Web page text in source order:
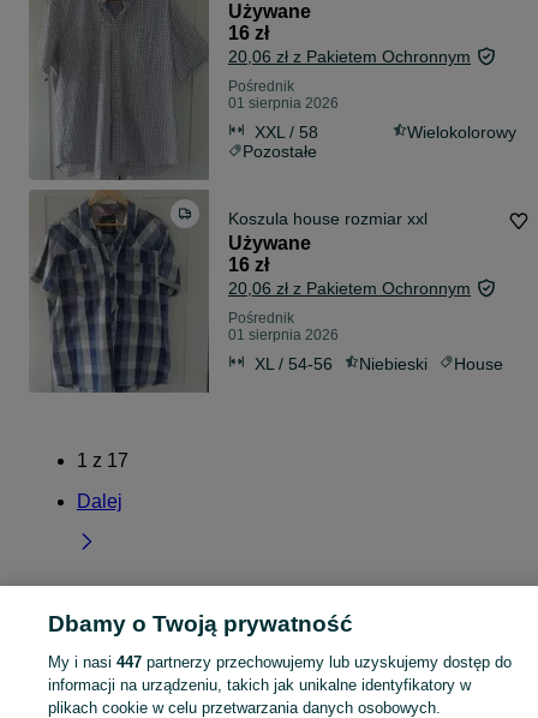
Używane
16 zł
20,06 zł z Pakietem Ochronnym
Pośrednik
01 sierpnia 2026
XXL / 58
Wielokolorowy
Pozostałe
Koszula house rozmiar xxl
Używane
16 zł
20,06 zł z Pakietem Ochronnym
Pośrednik
01 sierpnia 2026
XL / 54-56 Niebieski House
1 z 17
Dalej
Strona główna Wielkopolskie Pośrednik
KATEGORIA
Dbamy o Twoją prywatność
My i nasi 447partnerzy przechowujemy lub uzyskujemy dostęp do
informacji na urządzeniu, takich jak unikalne identyfikatory w
plikach cookie w celu przetwarzania danych osobowych.